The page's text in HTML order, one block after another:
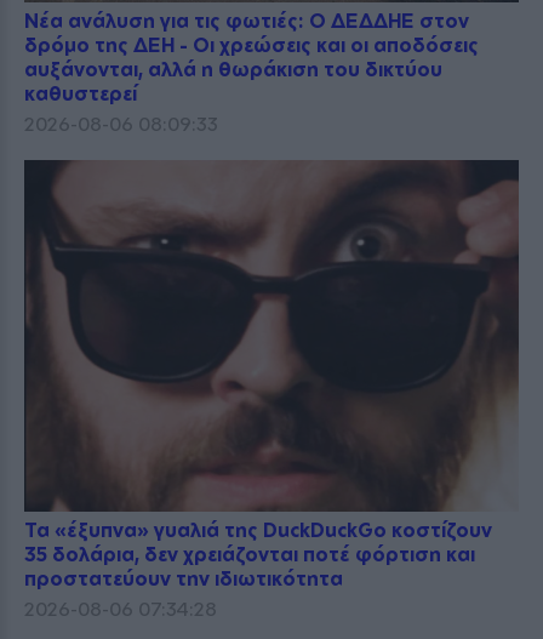
Νέα ανάλυση για τις φωτιές: Ο ΔΕΔΔΗΕ στον
δρόμο της ΔΕΗ - Οι χρεώσεις και οι αποδόσεις
αυξάνονται, αλλά η θωράκιση του δικτύου
καθυστερεί
2026-08-06 08:09:33
Τα «έξυπνα» γυαλιά της DuckDuckGo κοστίζουν
35 δολάρια, δεν χρειάζονται ποτέ φόρτιση και
προστατεύουν την ιδιωτικότητα
2026-08-06 07:34:28